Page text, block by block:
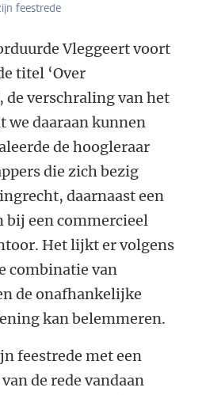
feestrede
Vleggeert voort
titel ‘Over
verschraling van het
we daaraan kunnen
de hoogleraar
die zich bezig
daarnaast een
bij een commercieel
Het lijkt ervolgens
combinatie van
de onafhankelijke
kan belemmeren.
feestrede met een
de rede vandaan